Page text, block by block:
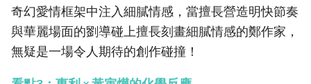
奇幻愛情框架中注入細膩情感，當擅長營造明快節奏
與華麗場面的劉導碰上擅長刻畫細膩情感的鄭作家，
無疑是一場令人期待的創作碰撞！